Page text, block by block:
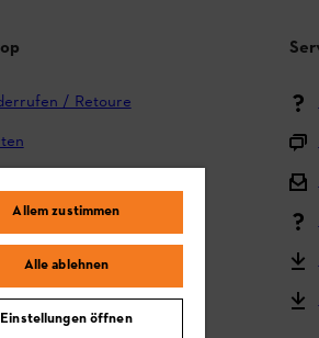
/ Retoure
und Garantie
Allem zustimmen
Alle ablehnen
Einstellungen öffnen